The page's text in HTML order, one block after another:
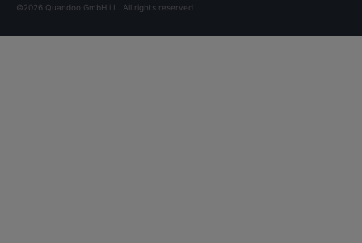
©2026 Quandoo GmbH i.L. All rights reserved